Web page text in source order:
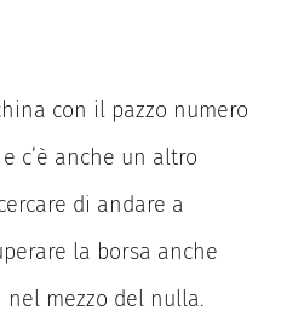
con il pazzo numero
c’è anche un altro
di andare a
la borsa anche
nel mezzo del nulla.